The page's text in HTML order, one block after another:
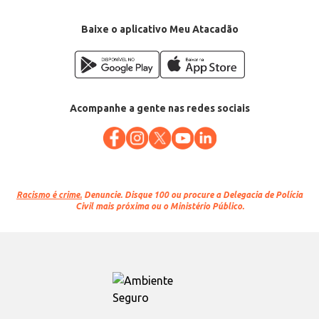
Baixe o aplicativo Meu Atacadão
Acompanhe a gente nas redes sociais
Racismo é crime. Denuncie. Disque 100 ou procure a Delegacia de Polícia
Civil mais próxima ou o Ministério Público.